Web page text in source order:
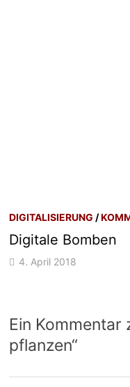
DIGITALISIERUNG /
Digitale Bomben
4. April 2018
Ein Kommentar
pflanzen“